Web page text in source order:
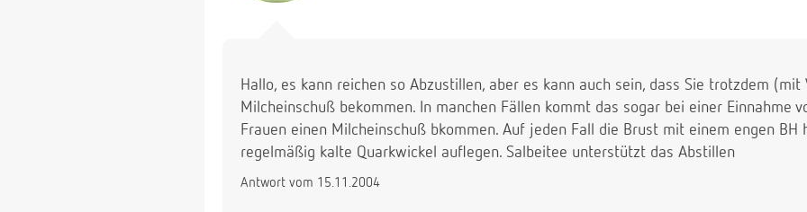
Hallo, es kann reichen so Abzustillen, aber es kann auch sein, dass Sie trotzdem (mit
Milcheinschuß bekommen. In manchen Fällen kommt das sogar bei einer Einnahme
Frauen einen Milcheinschuß bkommen. Auf jeden Fall die Brust mit einem engen BH
regelmäßig kalte Quarkwickel auflegen. Salbeitee unterstützt das Abstillen
Antwort vom 15.11.2004